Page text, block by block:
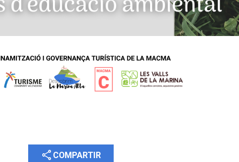
share COMPARTIR